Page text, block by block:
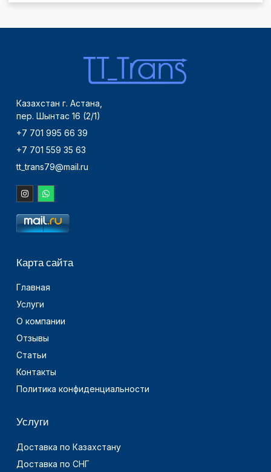
Казахстан г. Астана,
пер. Шынтас 16 (2/1)
+7 701 995 66 39
+7 701 559 35 63
tt_trans79@mail.ru
Карта сайта
Главная
Услуги
О компании
Отзывы
Статьи
Контакты
Политика конфиденциальности
Услуги
Доставка по Казахстану
Доставка по СНГ